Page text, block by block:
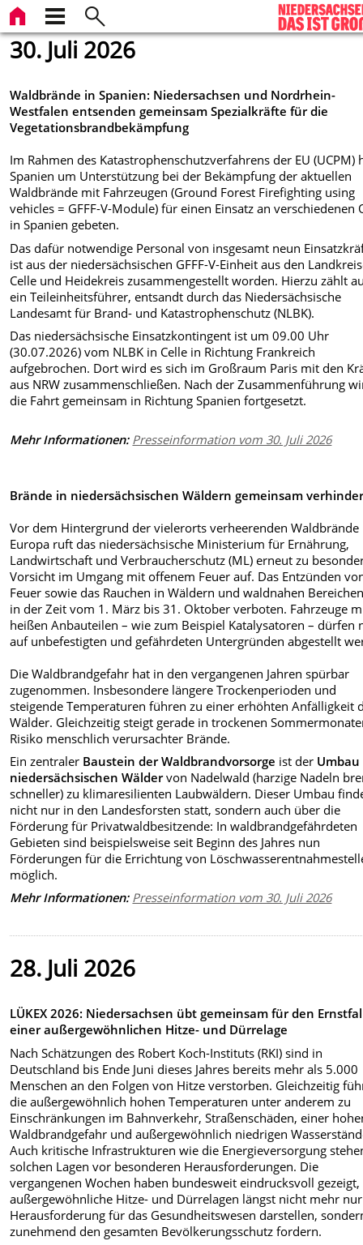
30. Juli 2026
Waldbrände in Spanien: Niedersachsen und Nordrhein-
Westfalen entsenden gemeinsam Spezialkräfte für die
Vegetationsbrandbekämpfung
Im Rahmen des Katastrophenschutzverfahrens der EU (UCPM)
Spanien um Unterstützung bei der Bekämpfung der aktuellen
Waldbrände mit Fahrzeugen (Ground Forest Firefighting using
vehicles = GFFF-V-Module) für einen Einsatz an verschiedenen
in Spanien gebeten.
Das dafür notwendige Personal von insgesamt neun
ist aus der niedersächsischen GFFF-V-Einheit aus den
Celle und Heidekreis zusammengestellt worden. Hierzu zählt
ein Teileinheitsführer, entsandt durch das Niedersächsische
Landesamt für Brand- und Katastrophenschutz (NLBK).
Das niedersächsische Einsatzkontingent ist um 09.00 Uhr
(30.07.2026) vom NLBK in Celle in Richtung Frankreich
aufgebrochen. Dort wird es sich im Großraum Paris mit den
aus NRW zusammenschließen. Nach der Zusammenführung
die Fahrt gemeinsam in Richtung Spanien fortgesetzt.
Mehr Informationen: Presseinformation vom 30. Juli 2026
Brände in niedersächsischen Wäldern gemeinsam
Vor dem Hintergrund der vielerorts verheerenden Waldbrände
Europa ruft das niedersächsische Ministerium für Ernährung,
Landwirtschaft und Verbraucherschutz (ML) erneut zu
Vorsicht im Umgang mit offenem Feuer auf. Das Entzünden
Feuer sowie das Rauchen in Wäldern und waldnahen
in der Zeit vom 1. März bis 31. Oktober verboten. Fahrzeuge
heißen Anbauteilen – wie zum Beispiel Katalysatoren – dürfen
auf unbefestigten und gefährdeten Untergründen abgestellt
Die Waldbrandgefahr hat in den vergangenen Jahren spürbar
zugenommen. Insbesondere längere Trockenperioden und
steigende Temperaturen führen zu einer erhöhten Anfälligkeit
Wälder. Gleichzeitig steigt gerade in trockenen
Risiko menschlich verursachter Brände.
Ein zentraler Baustein der Waldbrandvorsorge ist der
niedersächsischen Wäldervon Nadelwald (harzige Nadeln
schneller) zu klimaresilienten Laubwäldern. Dieser Umbau
nicht nur in den Landesforsten statt, sondern auch über die
Förderung für Privatwaldbesitzende: In waldbrandgefährdeten
Gebieten sind beispielsweise seit Beginn des Jahres nun
Förderungen für die Errichtung von
möglich.
Mehr Informationen: Presseinformation vom 30. Juli 2026
28. Juli 2026
LÜKEX 2026: Niedersachsen übt gemeinsam für den
einer außergewöhnlichen Hitze- und Dürrelage
Nach Schätzungen des Robert Koch-Instituts (RKI) sind in
Deutschland bis Ende Juni dieses Jahres bereits mehr als 5.000
Menschen an den Folgen von Hitze verstorben. Gleichzeitig
die außergewöhnlich hohen Temperaturen unter anderem zu
Einschränkungen im Bahnverkehr, Straßenschäden, einer
Waldbrandgefahr und außergewöhnlich niedrigen
Auch kritische Infrastrukturen wie die Energieversorgung
solchen Lagen vor besonderen Herausforderungen. Die
vergangenen Wochen haben bundesweit eindrucksvoll gezeigt,
außergewöhnliche Hitze- und Dürrelagen längst nicht mehr
Herausforderung für das Gesundheitswesen darstellen,
zunehmend den gesamten Bevölkerungsschutz fordern.